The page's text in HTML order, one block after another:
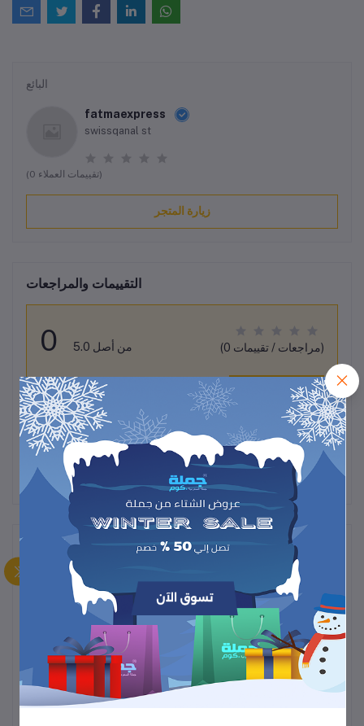
البائع
fatmaexpress
swissqanal st
(0 تقييمات العملاء)
زيارة المتجر
التقييمات والمراجعات
0 من أصل 5.0 (0 مراجعات / تقييمات)
قيم هذا المنتج
لم تكن هناك تقييمات لهذا المنتج حتى الآن.
زين غرفة المعيشة، غرفة النوم، أو البار بمنزلك بملصق جدار عالي الجودة
مستوحى من فيلم دومو كون الكلاسيكي. مصنوع من مادة مقاومة للماء
ولزجة، سهل التركيب والإزالة، ويضفي لمسة جمالية مرحة وعصرية على
أي مساحة.